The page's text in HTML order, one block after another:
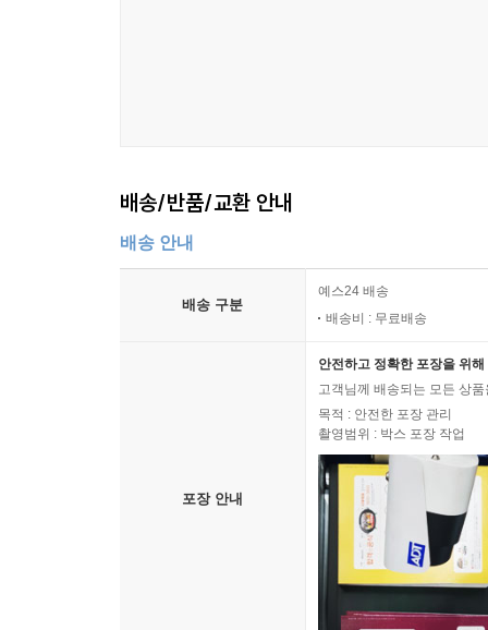
Ⅱ. 『玄琴譜抄』의 체제와 구성
Ⅲ. 『현금보 초』 기보의 특징
Ⅳ. 나오는 글
6장 다나베히사오(田 尙雄)의 ‘조선음악조사’에 대
Ⅱ. 기존평가와 다나베 히사오
Ⅲ. ‘조선음악조사’의 목적과 전개과정
Ⅳ. ‘조선음악조사’의 결과와 의미
7장 이시카와(石川義一)의 1920년대 조선에서의
Ⅱ. 이시카와(石川義一)에 대한 기존연구
Ⅲ. 이시카와(石川義一)의 조선음악 연구
배송/반품/교환 안내
배송 안내
배송 구분
예스24 배송
배송비 : 무료배송
포장 안내
안전하고 정확한 포장을 위
고객님께 배송되는 모든 상
목적 : 안전한 포장 관리
촬영범위 : 박스 포장 작업